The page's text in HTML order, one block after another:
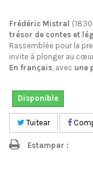
Frédéric Mistral
trésor de contes et
Rassemblée pour la
invite à plonger au
En français, avec une
Disponible
Tuitear
Estampar :